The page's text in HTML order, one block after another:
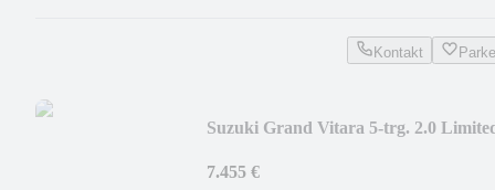
Kontakt
Suzuki Grand Vitara 5-trg. 2.0
7.455 €